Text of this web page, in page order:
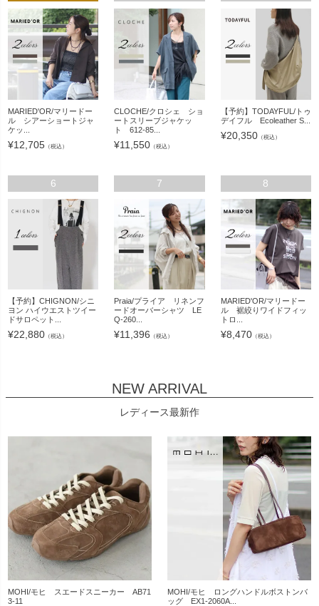
MARIED'OR/マリードー
ル シアーショートジャ
ケッ...
¥12,705 （税込）
CLOCHE/クロシェ ショ
ートスリーブジャケッ
ト 612-85...
¥11,550 （税込）
【予約】TODAYFUL/トゥ
デイフル Ecoleather S...
¥20,350（税込）
6
【予約】CHIGNON/シニ
ヨン ハイウエストツイー
ドサロペット...
¥22,880 （税込）
7
Praia/プライア リネンフ
ードオーバーシャツ LE
Q-260...
¥11,396 （税込）
8
MARIED'OR/マリードー
ル 裾絞りワイドフィッ
トロ...
¥8,470（税込）
NEW ARRIVAL
レディース最新作
MOHI/モヒ スエードスニーカー AB71
3-11
MOHI/モヒ ロングハンドルボストンバ
ッグ EX1-2060A...